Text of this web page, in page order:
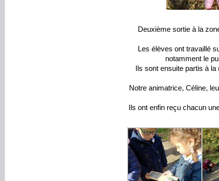
Deuxième sortie à la
Les élèves ont travaillé
notamment le
Ils sont ensuite partis à
Notre animatrice, Céline,
Ils ont enfin reçu chacun